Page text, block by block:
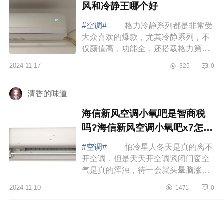
风和冷静王哪个好
#空调#
格力冷静系列都是非常受
大众喜欢的爆款，尤其冷静系列，不
仅颜值高，功能全，还搭载格力第二
小所以你选哪个款，下面小编为大家
2024-11-17 325 0
清香的味道
海信新风空调小氧吧是智商税
吗?海信新风空调小氧吧x7怎么
样
#空调#
怕冷星人冬天是真的离不
开空调，但是天天开空调紧闭门窗空
气是真的浑浊，待一会就头晕脑涨
上，脸干得不行身子热得不行，但是
2024-11-10 1471 0